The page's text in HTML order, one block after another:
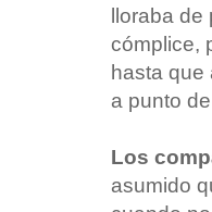
lloraba de
cómplice,
hasta que
a punto
Los
asumido